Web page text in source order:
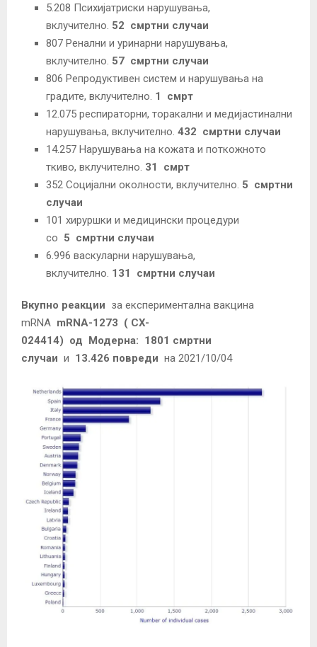
5.208 Психијатриски нарушувања,
вклучително. 52 смртни случаи
807 Ренални и уринарни нарушувања,
вклучително. 57 смртни случаи
806 Репродуктивен систем и нарушувања на
градите, вклучително. 1 смрт
12.075 респираторни, торакални и медијастинални
нарушувања, вклучително. 432 смртни случаи
14.257 Нарушувања на кожата и поткожното
ткиво, вклучително. 31 смрт
352 Социјални околности, вклучително. 5 смртни
случаи
101 хируршки и медицински процедури
со 5 смртни случаи
6.996 васкуларни нарушувања,
вклучително. 131 смртни случаи
Вкупно реакции за експериментална вакцина
mRNA mRNA-1273 ( CX-
024414) од Модерна: 1801 смртни
случаи и 13.426 повреди на 2021/10/04